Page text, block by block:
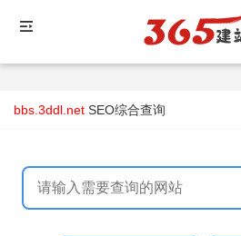
bbs.3ddl.net SEO综合查询